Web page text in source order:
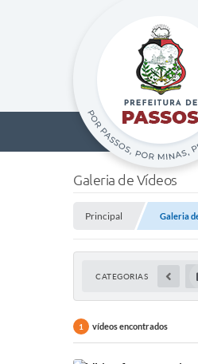
Galeria de Vídeos
Principal Galeria
CATEGORIAS
1 vídeos encontrados